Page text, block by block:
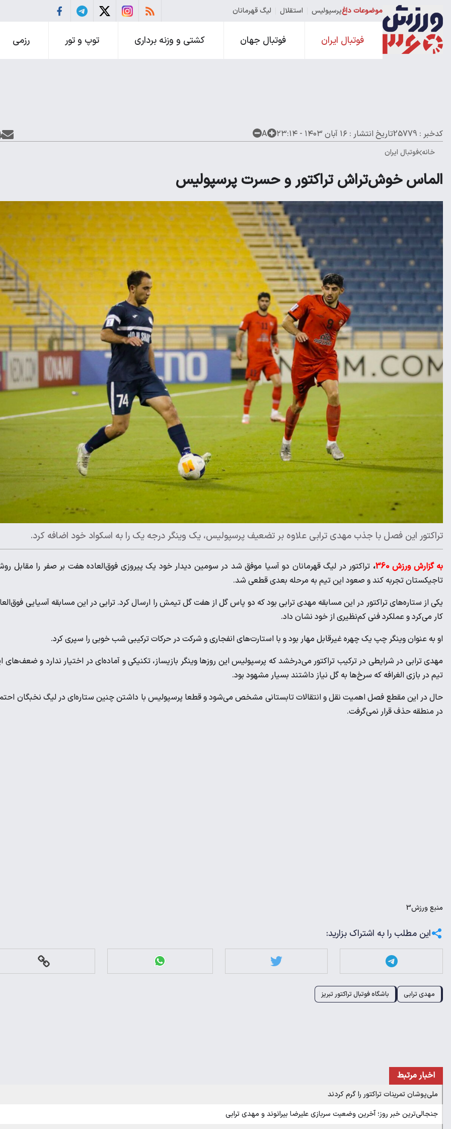
موضوعات داغپرسپولیس استقلال لیگ قهرمانان
فوتبال ایران فوتبال جهان کشتی و وزنه برداری توپ و تور رزمی
کدخبر : 25779 تاریخ انتشار : ۱۶ آبان ۱۴۰۳ - ۲۳:۱۴ A
خانه فوتبال ایران
الماس خوش‌تراش تراکتور و حسرت پرسپولیس
تراکتور این فصل با جذب مهدی ترابی علاوه‌ بر تضعیف پرسپولیس، یک وینگر درجه یک را به اسکواد خود اضافه کرد.
به گزارش ورزش 360 ، تراکتور در لیگ قهرمانان دو آسیا موفق شد در سومین دیدار خود یک پیروزی فوق‌العاده هفت بر صفر را مقابل
تاجیکستان تجربه کند و صعود این تیم به مرحله بعدی قطعی شد.
یکی از ستاره‌های تراکتور در این مسابقه مهدی ترابی بود که دو پاس گل از هفت گل تیمش را ارسال کرد. ترابی در این مسابقه آسیایی
کار می‌کرد و عملکرد فنی کم‌نظیری از خود نشان داد.
او به عنوان وینگر چپ یک چهره غیرقابل مهار بود و با استارت‌های انفجاری و شرکت در حرکات ترکیبی شب خوبی را سپری کرد.
مهدی ترابی در شرایطی در ترکیب تراکتور می‌درخشد که پرسپولیس این روزها وینگر بازیساز، تکنیکی و آماده‌ای در اختیار ندارد و ضعف‌های
تیم در بازی الغرافه که سرخ‌ها به گل نیاز داشتند بسیار مشهود بود.
حال در این مقطع فصل اهمیت نقل و انتقالات تابستانی مشخص می‌شود و قطعا پرسپولیس با داشتن چنین ستاره‌ای در لیگ نخبگان
در منطقه حذف قرار نمی‌گرفت.
منبعورزش3
این مطلب را به اشتراک بزارید:
مهدی ترابی باشگاه فوتبال تراکتور تبریز
اخبار مرتبط
ملی‌پوشان تمرینات تراکتور را گرم کردند
جنجالی‌ترین خبر روز؛ آخرین وضعیت سربازی علیرضا بیرانوند و مهدی ترابی